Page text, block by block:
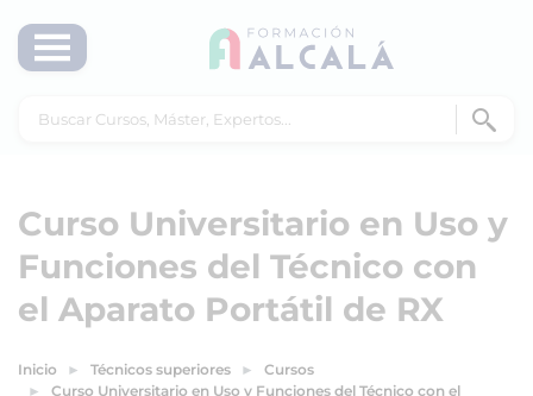
Curso Universitario en Uso y
Funciones del Técnico con
el Aparato Portátil de RX
Inicio Técnicos superiores
Cursos
Curso Universitario en Uso y Funciones del Técnico con el